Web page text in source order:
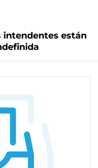
intendentes están